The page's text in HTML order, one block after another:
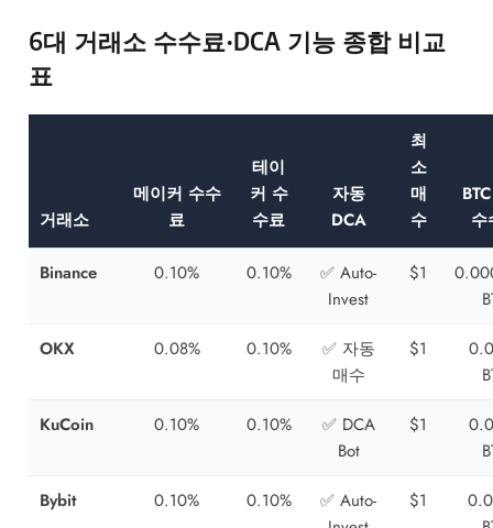
6대 거래소 수수료·DCA 기능 종합 비교
표
거래소
메이커 수수
료
테이
커 수
수료
자동
DCA
최
소
매
수
수
Binance 0.10% 0.10%
✅ Auto-
Invest
$1
OKX 0.08% 0.10%
✅ 자동
매수
$1
KuCoin 0.10% 0.10%
✅ DCA
Bot
$1
Bybit 0.10% 0.10%
✅ Auto-
$1